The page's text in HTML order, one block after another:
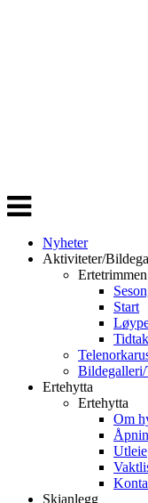
Veksle
navigasjon
Nyheter
Aktiviteter/
Ertetrimmen
Start
Ertehytta
Ertehytta
Om
Utleie
Skianlegg